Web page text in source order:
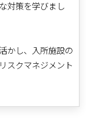
対策を学びまし
かし、入所施設の
スクマネジメント